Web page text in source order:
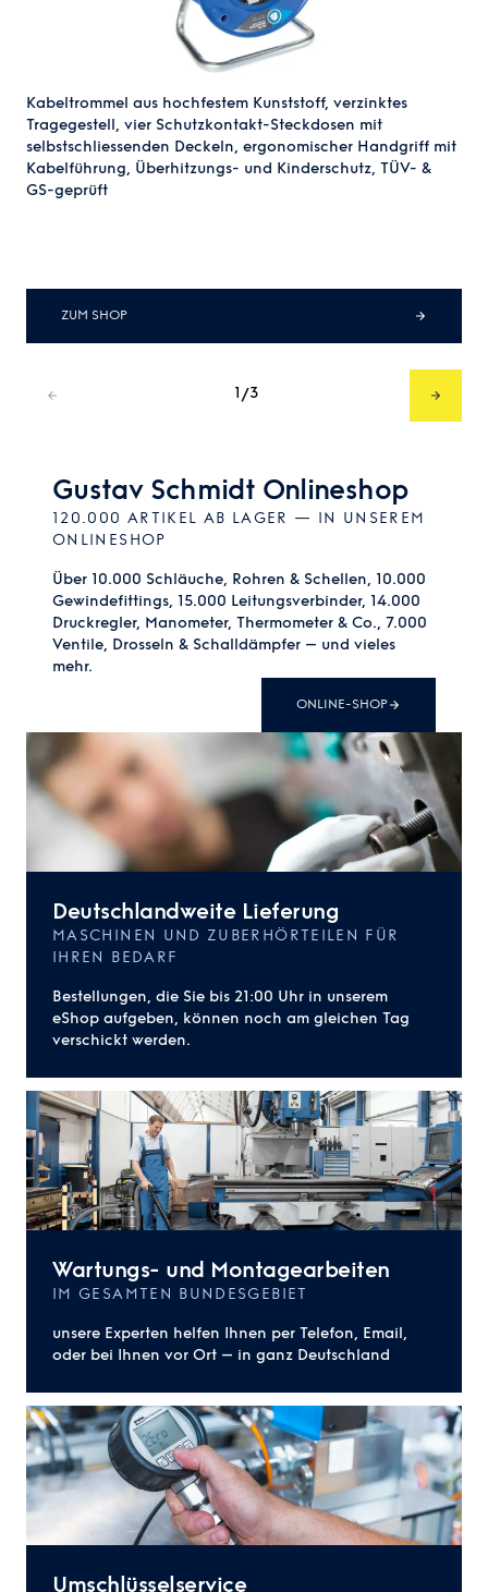
Kabeltrommel aus hochfestem Kunststoff, verzinktes
Tragegestell, vier Schutzkontakt-Steckdosen mit
selbstschliessenden Deckeln, ergonomischer Handgriff mit
Kabelführung, Überhitzungs- und Kinderschutz, TÜV- &
GS-geprüft
ZUM SHOP
1/3
Gustav Schmidt Onlineshop
120.000 ARTIKEL AB LAGER — IN UNSEREM
ONLINESHOP
Über 10.000 Schläuche, Rohren & Schellen, 10.000
Gewindefittings, 15.000 Leitungsverbinder, 14.000
Druckregler, Manometer, Thermometer & Co., 7.000
Ventile, Drosseln & Schalldämpfer – und vieles
mehr.
ONLINE-SHOP
Deutschlandweite Lieferung
MASCHINEN UND ZUBERHÖRTEILEN FÜR
IHREN BEDARF
Bestellungen, die Sie bis 21:00 Uhr in unserem
eShop aufgeben, können noch am gleichen Tag
verschickt werden.
Wartungs- und Montagearbeiten
IM GESAMTEN BUNDESGEBIET
unsere Experten helfen Ihnen per Telefon, Email,
oder bei Ihnen vor Ort – in ganz Deutschland
Umschlüsselservice